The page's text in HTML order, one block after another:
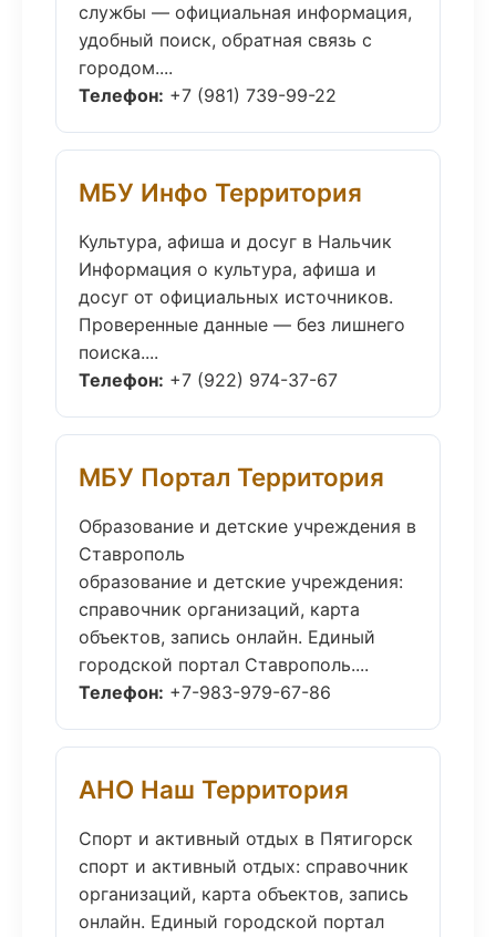
службы — официальная информация,
удобный поиск, обратная связь с
городом....
Телефон: +7 (981) 739-99-22
МБУ Инфо Территория
Культура, афиша и досуг в Нальчик
Информация о культура, афиша и
досуг от официальных источников.
Проверенные данные — без лишнего
поиска....
Телефон: +7 (922) 974-37-67
МБУ Портал Территория
Образование и детские учреждения в
Ставрополь
образование и детские учреждения:
справочник организаций, карта
объектов, запись онлайн. Единый
городской портал Ставрополь....
Телефон: +7-983-979-67-86
АНО Наш Территория
Спорт и активный отдых в Пятигорск
спорт и активный отдых: справочник
организаций, карта объектов, запись
онлайн. Единый городской портал